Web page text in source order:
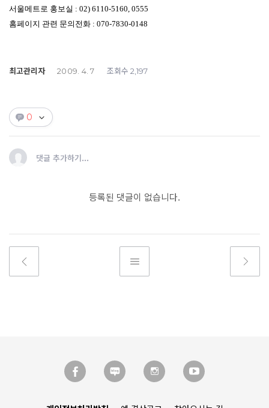
서울메트로 홍보실 : 02) 6110-5160, 0555
홈페이지 관련 문의전화 : 070-7830-0148
최고관리자 2009. 4. 7 조회수 2,197
0
댓글 추가하기...
등록된 댓글이 없습니다.